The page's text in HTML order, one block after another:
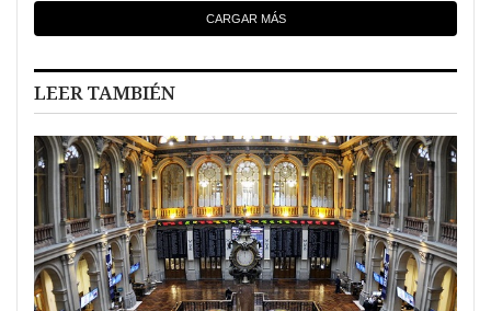
CARGAR MÁS
LEER TAMBIÉN